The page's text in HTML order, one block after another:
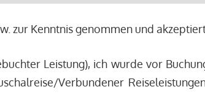
zur Kenntnis genommen und
Leistung), ich wurde vor
Verbundener